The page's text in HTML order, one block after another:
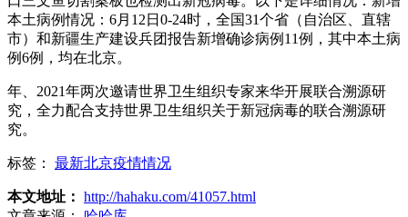
本土病例情况：6月12日0-24时，全国31个省（自治区、直辖
市）和新疆生产建设兵团报告新增确诊病例11例，其中本土病
例6例，均在北京。
年、2021年两次邀请世界卫生组织专家来华开展联合溯源研
究，全力配合支持世界卫生组织关于新冠病毒的联合溯源研
究。
标签： 最新北京疫情情况
本文地址： http://hahaku.com/41057.html